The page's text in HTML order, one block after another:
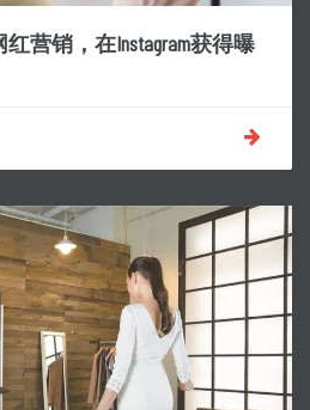
营销，在Instagram获得曝